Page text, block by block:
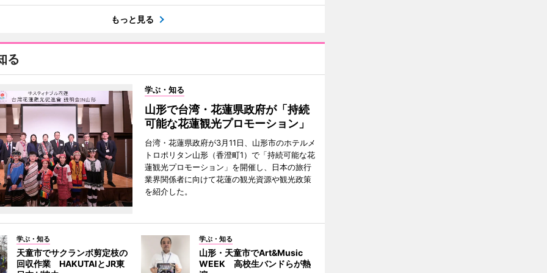
もっと見る
る
学ぶ・知る
山形で台湾・花蓮県政府が「持続
可能な花蓮観光プロモーション」
台湾・花蓮県政府が3月11日、山形市のホテルメ
トロポリタン山形（香澄町1）で「持続可能な花
蓮観光プロモーション」を開催し、日本の旅行
業界関係者に向けて花蓮の観光資源や観光政策
を紹介した。
学ぶ・知る
天童市でサクランボ剪定枝の
回収作業 HAKUTAIとJR東
学ぶ・知る
山形・天童市でArt&Music
WEEK 高校生バンドらが熱